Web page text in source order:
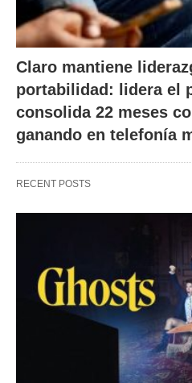
Claro mantiene
portabilidad: lidera el
consolida 22 meses
ganando en telefonía
RECENT POSTS